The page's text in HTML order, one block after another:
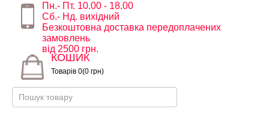
Пн.- Пт. 10.00 - 18.00
Сб.- Нд. вихідний
Безкоштовна доставка передоплачених
замовлень
від 2500 грн.
КОШИК
Товарів 0(0 грн)